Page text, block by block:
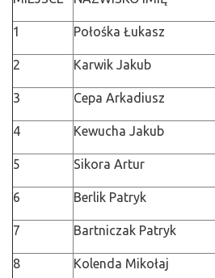
1 Połośka Łukasz
2 Karwik Jakub
3 Cepa Arkadiusz
4 Kewucha Jakub
5 Sikora Artur
6 Berlik Patryk
7 Bartniczak Patryk
8 Kolenda Mikołaj